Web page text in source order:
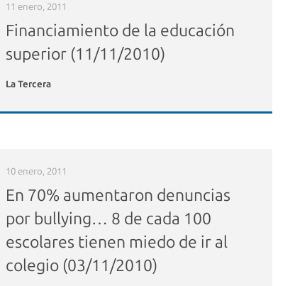
11 enero, 2011
Financiamiento de la educación
superior (11/11/2010)
La Tercera
10 enero, 2011
En 70% aumentaron denuncias
por bullying… 8 de cada 100
escolares tienen miedo de ir al
colegio (03/11/2010)